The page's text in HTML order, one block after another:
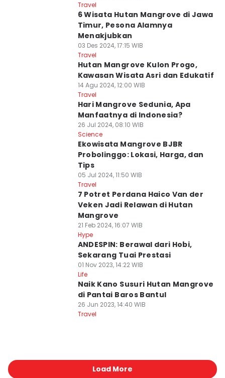
Travel
6 Wisata Hutan Mangrove di Jawa
Timur, Pesona Alamnya
Menakjubkan
03 Des 2024, 17:15 WIB
Travel
Hutan Mangrove Kulon Progo,
Kawasan Wisata Asri dan Edukatif
14 Agu 2024, 12:00 WIB
Travel
Hari Mangrove Sedunia, Apa
Manfaatnya di Indonesia?
26 Jul 2024, 08:10 WIB
Science
Ekowisata Mangrove BJBR
Probolinggo: Lokasi, Harga, dan
Tips
05 Jul 2024, 11:50 WIB
Travel
7 Potret Perdana Haico Van der
Veken Jadi Relawan di Hutan
Mangrove
21 Feb 2024, 16:07 WIB
Hype
ANDESPIN: Berawal dari Hobi,
Sekarang Tuai Prestasi
01 Nov 2023, 14:22 WIB
Life
Naik Kano Susuri Hutan Mangrove
di Pantai Baros Bantul
26 Jun 2023, 14:40 WIB
Travel
Load More